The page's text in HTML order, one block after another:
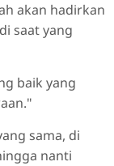
akan hadirkan
saat yang
baik yang
sama, di
nanti